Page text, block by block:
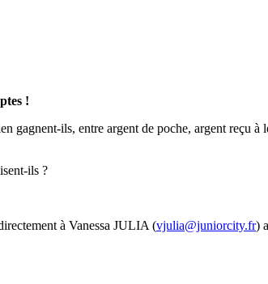
!
ils, entre argent de poche, argent reçu à
ils ?
à Vanessa JULIA (vjulia@juniorcity.fr)